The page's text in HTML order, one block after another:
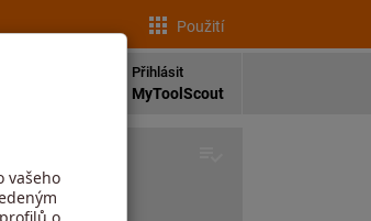
Použití
Přihlásit
MyToolScout